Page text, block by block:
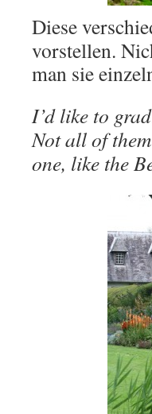
Diese
vorstellen.
man sie
I’d like to
Not all of
one, like the